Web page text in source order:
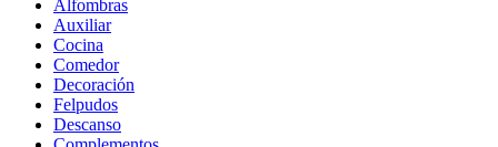
Alfombras
Auxiliar
Cocina
Comedor
Decoración
Felpudos
Descanso